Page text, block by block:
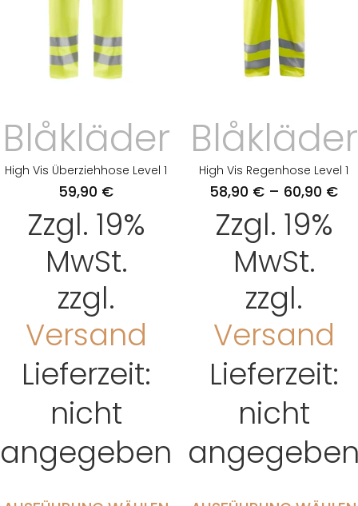
Blåkläder
High Vis Überziehhose Level 1
59,90 €
Zzgl. 19%
MwSt.
zzgl.
Versand
Lieferzeit:
nicht
angegeben
Blåkläder
High Vis Regenhose Level 1
58,90 € – 60,90 €
Zzgl. 19%
MwSt.
zzgl.
Versand
Lieferzeit:
nicht